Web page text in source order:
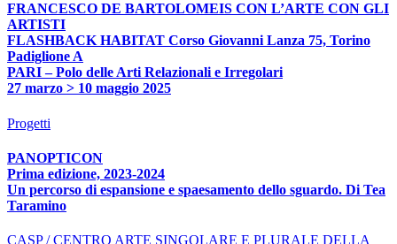
FRANCESCO DE BARTOLOMEIS CON L’ARTE CON GLI
ARTISTI
FLASHBACK HABITAT Corso Giovanni Lanza 75, Torino
Padiglione A
PARI – Polo delle Arti Relazionali e Irregolari
27 marzo > 10 maggio 2025
Progetti
PANOPTICON
Prima edizione, 2023-2024
Un percorso di espansione e spaesamento dello sguardo. Di Tea
Taramino
CASP / CENTRO ARTE SINGOLARE E PLURALE DELLA